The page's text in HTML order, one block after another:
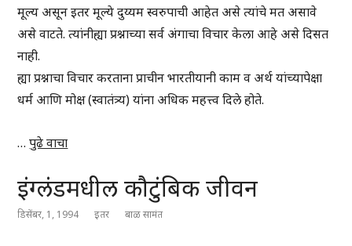
मूल्य असून इतर मूल्ये दुय्यम स्वरुपाची आहेत असे त्यांचे मत असावे
असे वाटते. त्यांनीह्या प्रश्नाच्या सर्व अंगाचा विचार केला आहे असे दिसत
नाही.
ह्या प्रश्नाचा विचार करताना प्राचीन भारतीयानी काम व अर्थ यांच्यापेक्षा
धर्म आणि मोक्ष (स्वातंत्र्य) यांना अधिक महत्त्व दिले होते.
…पुढे वाचा
इंग्लंडमधील कौटुंबिक जीवन
डिसेंबर, 1, 1994 इतर बाळ सामंत